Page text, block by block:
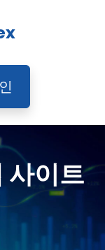
이트